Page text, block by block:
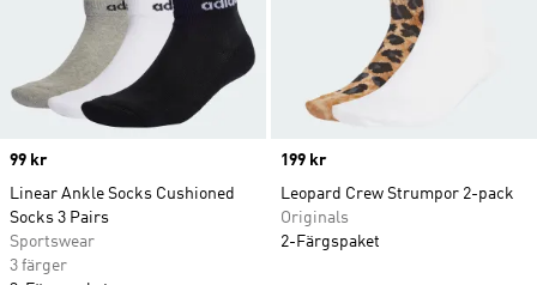
Price
99 kr
Linear Ankle Socks Cushioned
Socks 3 Pairs
Sportswear
3 färger
Price
199 kr
Leopard Crew Strumpor 2-pack
Originals
2-Färgspaket